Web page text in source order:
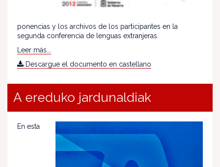
ponencias y los archivos de los participantes en la
segunda conferencia de lenguas extranjeras.
Leer más...
Descargue el documento en castellano
A ereduko jardunaldiak
En esta